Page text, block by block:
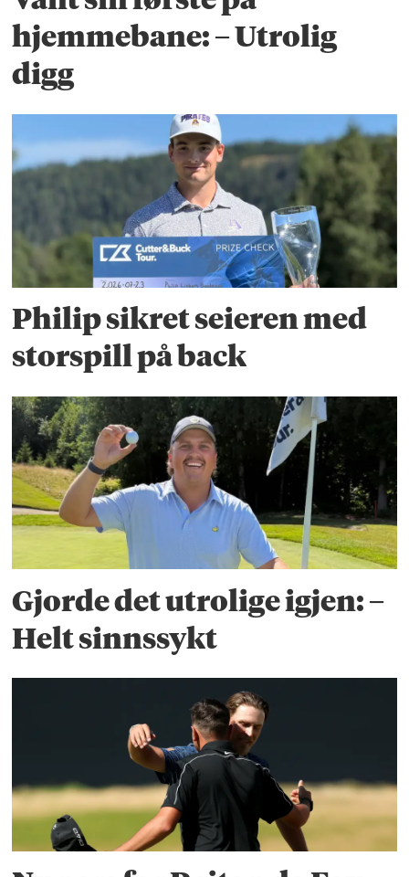
hjemmebane: – Utrolig
digg
Philip sikret seieren med
storspill på back
Gjorde det utrolige igjen: –
Helt sinnssykt